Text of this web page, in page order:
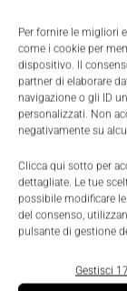
Per fornire le migliori
come i cookie per
dispositivo. Il
partner di elaborare
navigazione o gli ID
personalizzati. Non
negativamente su
Clicca qui sotto per
dettagliate. Le tue
possibile modificare
del consenso,
pulsante di gestione
Gestisci
Londra offre
professionisti
ricerche e
saranno
Shanghai e
Il Crystal si
storici Royal
pubblico il